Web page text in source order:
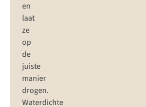
en
laat
ze
op
de
juiste
manier
drogen.
Waterdichte